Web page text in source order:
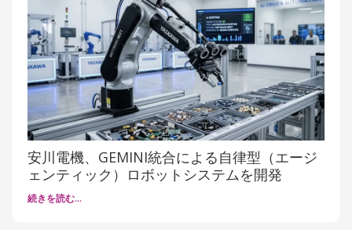
安川電機、GEMINI統合による自律型（エージ
ェンティック）ロボットシステムを開発
続きを読む…